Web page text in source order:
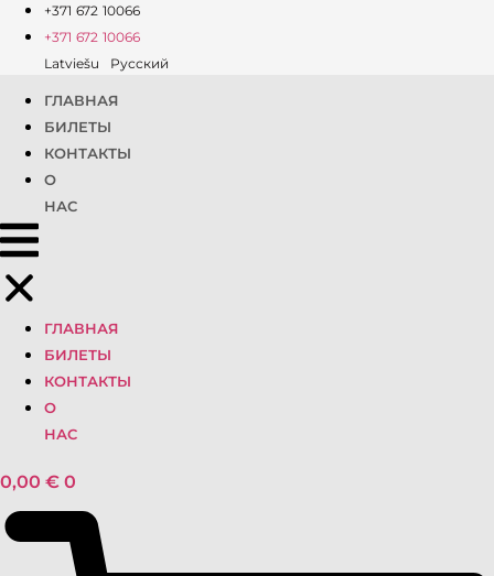
+371 672 10066
+371 672 10066
Latviešu
Русский
ГЛАВНАЯ
БИЛЕТЫ
КОНТАКТЫ
О
НАС
ГЛАВНАЯ
БИЛЕТЫ
КОНТАКТЫ
О
НАС
0,00 € 0